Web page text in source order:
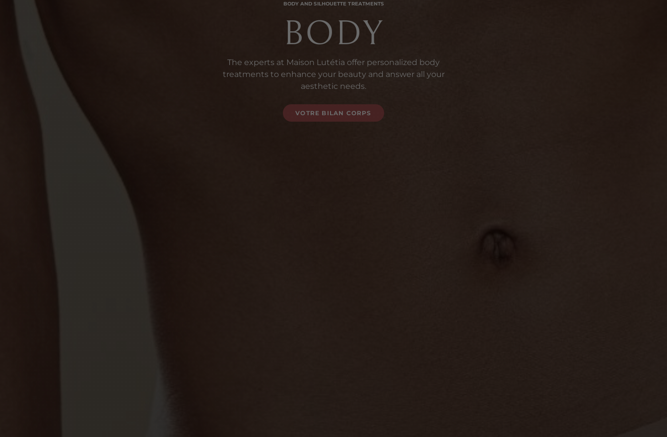
BODY AND SILHOUETTE TREATMENTS
BODY
The experts at Maison Lutétia offer personalized body
treatments to enhance your beauty and answer all your
aesthetic needs.
VOTRE BILAN CORPS